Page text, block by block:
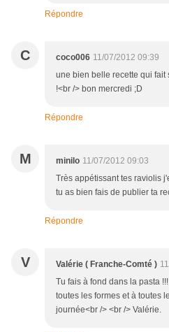
Répondre
C coco006 11/07/2012 09:39
une bien belle recette qui fait
!<br /> bon mercredi ;D
Répondre
M minilo 11/07/2012 09:03
Très appétissant tes raviolis
tu as bien fais de publier ta
Répondre
V Valérie ( Franche-Comté )
Tu fais à fond dans la pasta
toutes les formes et à toutes
journée<br /> <br /> Valérie.